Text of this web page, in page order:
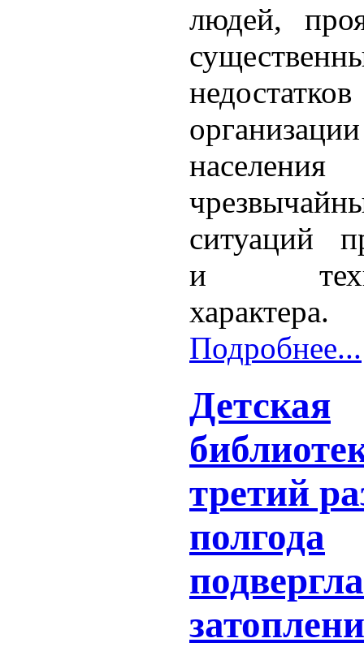
людей,
ситуаций
и
характера.
Подробнее...
Детская
третий
полгода